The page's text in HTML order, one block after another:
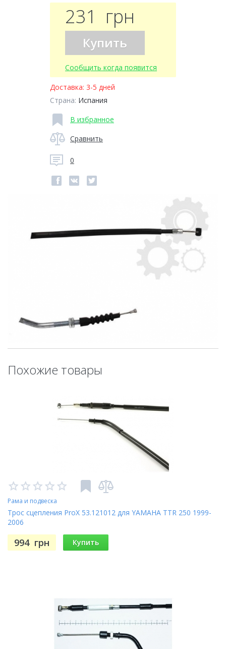
231 грн
Купить
Сообщить когда появится
Доставка: 3-5 дней
Страна: Испания
В избранное
Сравнить
0
Похожие товары
Рама и подвеска
Трос сцепления ProX 53.121012 для YAMAHA TTR 250 1999-
2006
994 грн Купить